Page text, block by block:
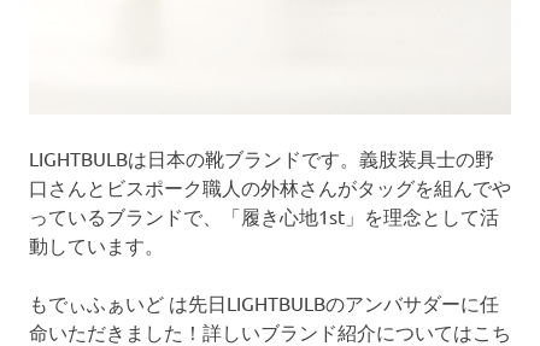
LIGHTBULBは日本の靴ブランドです。義肢装具士の野
口さんとビスポーク職人の外林さんがタッグを組んでや
っているブランドで、「履き心地1st」を理念として活
動しています。
もでぃふぁいど は先日LIGHTBULBのアンバサダーに任
命いただきました！詳しいブランド紹介についてはこち